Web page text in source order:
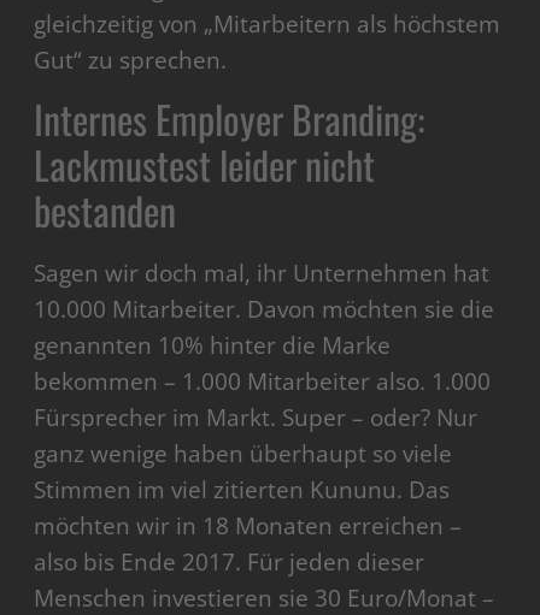
gleichzeitig von „Mitarbeitern als höchstem
Gut“ zu sprechen.
Internes Employer Branding:
Lackmustest leider nicht
bestanden
Sagen wir doch mal, ihr Unternehmen hat
10.000 Mitarbeiter. Davon möchten sie die
genannten 10% hinter die Marke
bekommen – 1.000 Mitarbeiter also. 1.000
Fürsprecher im Markt. Super – oder? Nur
ganz wenige haben überhaupt so viele
Stimmen im viel zitierten Kununu. Das
möchten wir in 18 Monaten erreichen –
also bis Ende 2017. Für jeden dieser
Menschen investieren sie 30 Euro/Monat –